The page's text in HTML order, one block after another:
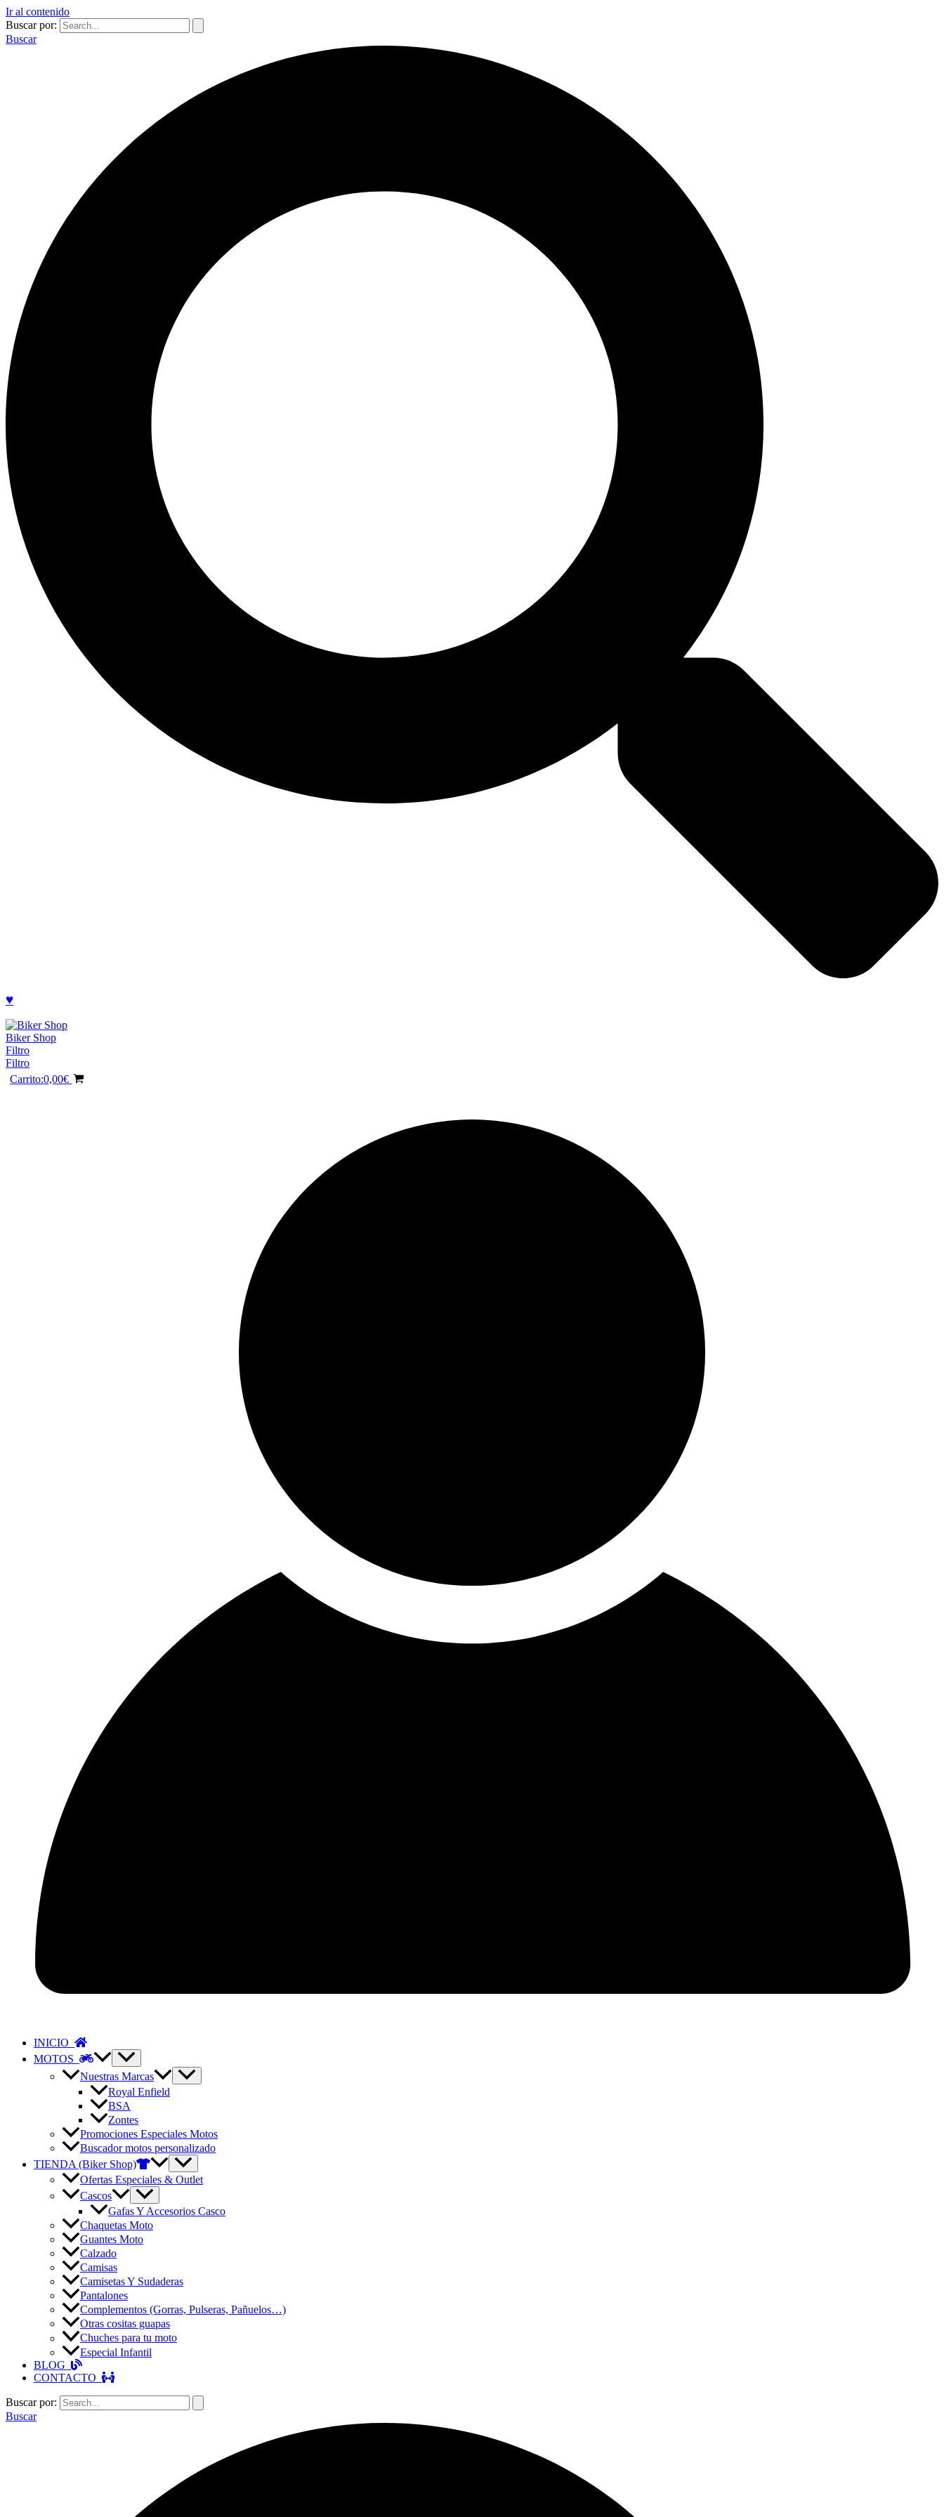
Ir al contenido
Buscar por:
Buscar
♥
Biker Shop
Filtro
Filtro
Carrito:0,00€
INICIO
MOTOS
Nuestras Marcas
Royal Enfield
BSA
Zontes
Promociones Especiales Motos
Buscador motos personalizado
TIENDA (Biker Shop)
Ofertas Especiales & Outlet
Cascos
Gafas Y Accesorios Casco
Chaquetas Moto
Guantes Moto
Calzado
Camisas
Camisetas Y Sudaderas
Pantalones
Complementos (Gorras, Pulseras, Pañuelos…)
Otras cositas guapas
Chuches para tu moto
Especial Infantil
BLOG
CONTACTO
Buscar por:
Buscar